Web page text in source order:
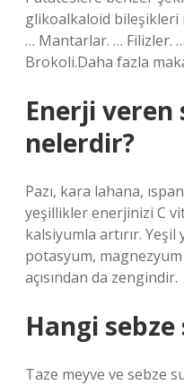
glikoalkaloid bileşikleri
… Mantarlar. … Filizler.
Brokoli.Daha fazla
Enerji veren
nelerdir?
Pazı, kara lahana,
yeşillikler enerjinizi C
kalsiyumla artırır. Yeşil
potasyum,
açısından da zengindir.
Hangi sebze
Taze meyve ve sebze